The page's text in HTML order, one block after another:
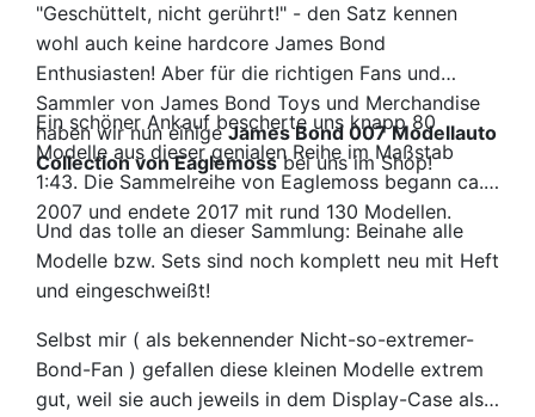
"Geschüttelt, nicht gerührt!" - den Satz kennen
wohl auch keine hardcore James Bond
Enthusiasten! Aber für die richtigen Fans und
Sammler von James Bond Toys und Merchandise
haben wir nun einigeJames Bond 007 Modellauto
Collection von Eaglemossbei uns im Shop!
Ein schöner Ankauf bescherte uns knapp 80
Modelle aus dieser genialen Reihe im Maßstab
1:43. Die Sammelreihe von Eaglemoss begann ca.
2007 und endete 2017 mit rund 130 Modellen.
Und das tolle an dieser Sammlung: Beinahe alle
Modelle bzw. Sets sind noch komplett neu mit Heft
und eingeschweißt!
Selbst mir ( als bekennender Nicht-so-extremer-
Bond-Fan ) gefallen diese kleinen Modelle extrem
gut, weil sie auch jeweils in dem Display-Case als